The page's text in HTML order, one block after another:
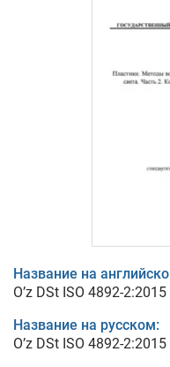
Название на
O’z DSt ISO 4892-2:2015
Название на русском:
O’z DSt ISO 4892-2:2015